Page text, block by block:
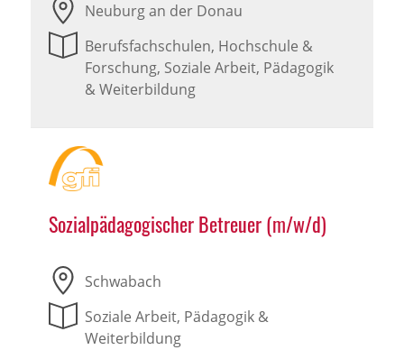
Neuburg an der Donau
Berufsfachschulen, Hochschule &
Forschung, Soziale Arbeit, Pädagogik
& Weiterbildung
Sozialpädagogischer Betreuer (m/w/d)
Schwabach
Soziale Arbeit, Pädagogik &
Weiterbildung